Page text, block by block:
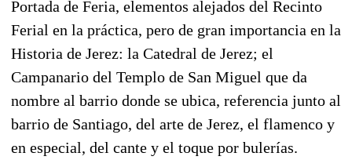
Portada de Feria, elementos alejados del Recinto
Ferial en la práctica, pero de gran importancia en la
Historia de Jerez: la Catedral de Jerez; el
Campanario del Templo de San Miguel que da
nombre al barrio donde se ubica, referencia junto al
barrio de Santiago, del arte de Jerez, el flamenco y
en especial, del cante y el toque por bulerías.